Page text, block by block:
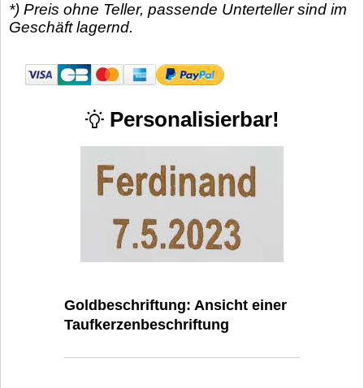
*) Preis ohne Teller, passende Unterteller sind im
Geschäft lagernd.
Personalisierbar!
Goldbeschriftung: Ansicht einer
Taufkerzenbeschriftung